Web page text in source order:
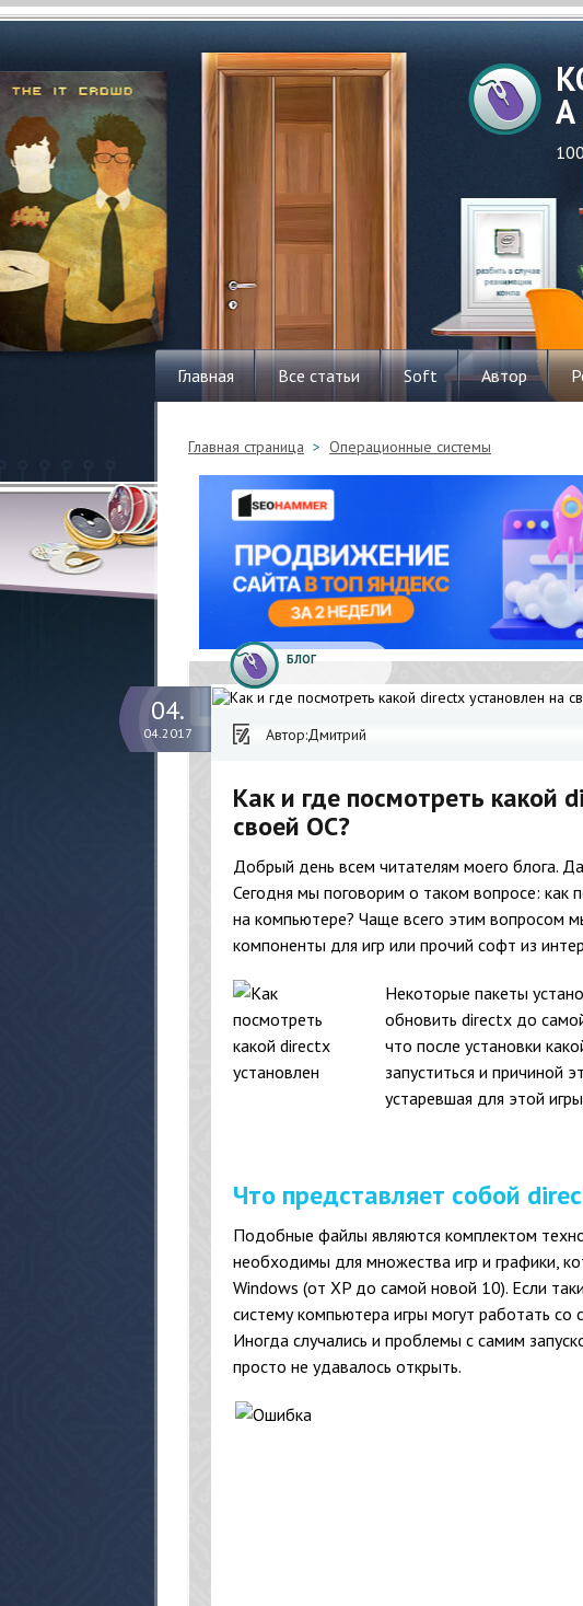
Главная Все статьи Soft Автор
Главная страница > Операционные системы
04.
04.2017
БЛОГ
Автор:Дмитрий
Как и где посмотреть какой
своей ОС?
Добрый день всем читателям моего блога.
Сегодня мы поговорим о таком вопросе: как
на компьютере? Чаще всего этим вопросом
компоненты для игр или прочий софт из
Некоторые пакеты
обновить directx до
что после установки
запуститься и причиной
устаревшая для этой
Что представляет собой
Подобные файлы являются комплектом
необходимы для множества игр и графики,
Windows (от XP до самой новой 10). Если
систему компьютера игры могут работать со
Иногда случались и проблемы с самим
просто не удавалось открыть.